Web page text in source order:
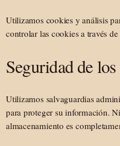
Utilizamos cookies y análisis
controlar las cookies a través
Seguridad de
Utilizamos salvaguardias
para proteger su información.
almacenamiento es